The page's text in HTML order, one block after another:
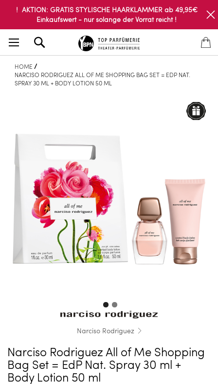
! AKTION: GRATIS STYLISCHE HAARKLAMMER ab 49,95€
Einkaufswert - nur solange der Vorrat reicht !
HOME
NARCISO RODRIGUEZ ALL OF ME SHOPPING BAG SET = EDP NAT.
SPRAY 30 ML + BODY LOTION 50 ML
Narciso Rodriguez
Narciso Rodriguez All of Me Shopping
Bag Set = EdP Nat. Spray 30 ml +
Body Lotion 50 ml